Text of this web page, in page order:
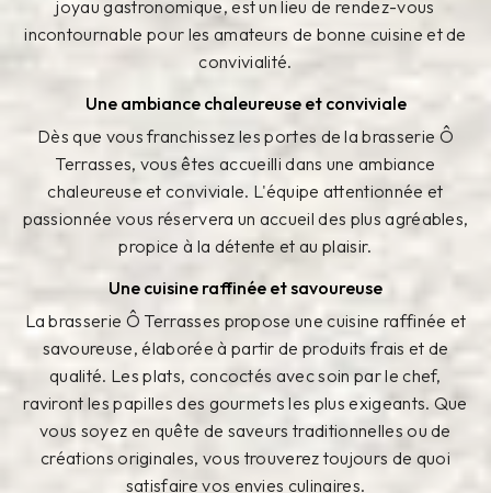
joyau gastronomique, est un lieu de rendez-vous
incontournable pour les amateurs de bonne cuisine et de
convivialité.
Une ambiance chaleureuse et conviviale
Dès que vous franchissez les portes de la brasserie Ô
Terrasses, vous êtes accueilli dans une ambiance
chaleureuse et conviviale. L'équipe attentionnée et
passionnée vous réservera un accueil des plus agréables,
propice à la détente et au plaisir.
Une cuisine raffinée et savoureuse
La brasserie Ô Terrasses propose une cuisine raffinée et
savoureuse, élaborée à partir de produits frais et de
qualité. Les plats, concoctés avec soin par le chef,
raviront les papilles des gourmets les plus exigeants. Que
vous soyez en quête de saveurs traditionnelles ou de
créations originales, vous trouverez toujours de quoi
satisfaire vos envies culinaires.